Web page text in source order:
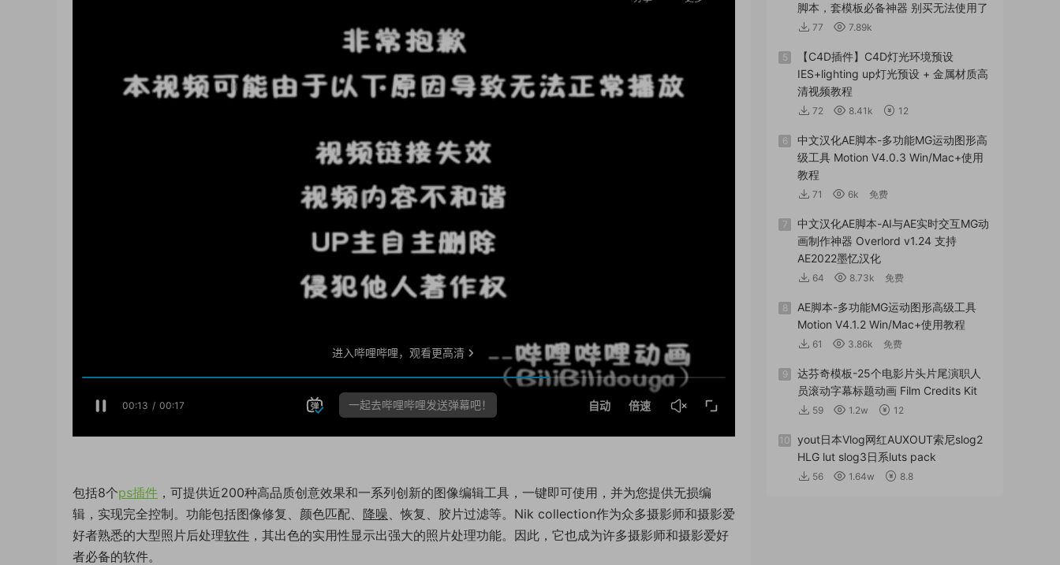
包括8个ps插件 ，可提供近200种高品质创意效果和一系列创新的图像编辑工具，一键即可使用，并为您提供无损编
辑，实现完全控制。功能包括图像修复、颜色匹配、 降噪、恢复、胶片过滤等。Nik collection作为众多摄影师和摄影爱
好者熟悉的大型照片后处理软件 ，其出色的实用性显示出强大的照片处理功能。因此，它也成为许多摄影师和摄影爱好
者必备的软件。
脚本，套模板必备神器 别买无法使用了
77 7.89k
5
【C4D插件】C4D灯光环境预设
IES+lighting up灯光预设 + 金属材质高
清视频教程
72 8.41k 12
6
中文汉化AE脚本-多功能MG运动图形高
级工具 Motion V4.0.3 Win/Mac+使用
教程
71 6k 免费
7
中文汉化AE脚本-AI与AE实时交互MG动
画制作神器 Overlord v1.24 支持
AE2022墨忆汉化
64 8.73k 免费
8
AE脚本-多功能MG运动图形高级工具
Motion V4.1.2 Win/Mac+使用教程
61 3.86k 免费
9
达芬奇模板-25个电影片头片尾演职人
员滚动字幕标题动画 Film Credits Kit
59 1.2w 12
10
yout日本Vlog网红AUXOUT索尼slog2
HLG lut slog3日系luts pack
56 1.64w 8.8